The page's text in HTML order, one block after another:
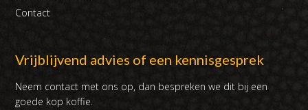
Contact
Vrijblijvend advies of een kennisgesprek
Neem contact met ons op, dan bespreken we dit bij een
goede kop koffie.